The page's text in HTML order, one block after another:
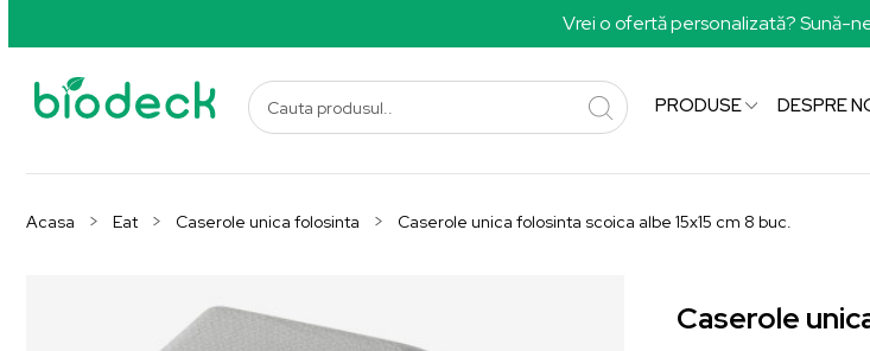
Vrei o ofertă personalizată? Sună-
PRODUSE DESPRE
Acasa Eat Caserole unica folosinta Caserole unica folosinta scoica albe 15x15 cm 8 buc.
Caserole